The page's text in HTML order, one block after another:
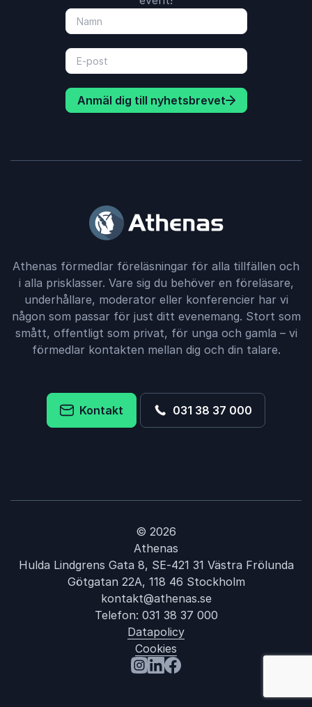
Anmäl dig till nyhetsbrevet
Athenas förmedlar föreläsningar för alla tillfällen och
i alla prisklasser. Vare sig du behöver en föreläsare,
underhållare, moderator eller konferencier har vi
någon som passar för just ditt evenemang. Stort som
smått, offentligt som privat, för unga och gamla – vi
förmedlar kontakten mellan dig och din talare.
Kontakt 031 38 37 000
© 2026
Athenas
Hulda Lindgrens Gata 8, SE-421 31 Västra Frölunda
Götgatan 22A, 118 46 Stockholm
kontakt@athenas.se
Telefon: 031 38 37 000
Datapolicy
Cookies